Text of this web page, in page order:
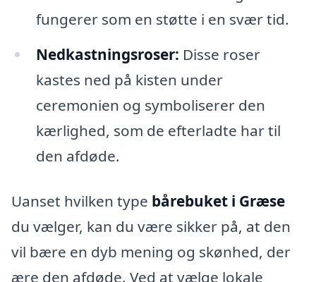
fungerer som en støtte i en svær tid.
Nedkastningsroser: Disse roser
kastes ned på kisten under
ceremonien og symboliserer den
kærlighed, som de efterladte har til
den afdøde.
Uanset hvilken type bårebuket i Græse
du vælger, kan du være sikker på, at den
vil bære en dyb mening og skønhed, der
ære den afdøde. Ved at vælge lokale